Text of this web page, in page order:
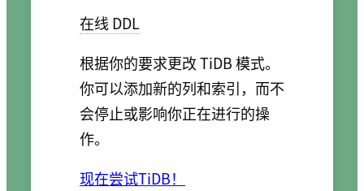
在线 DDL
根据你的要求更改 TiDB 模式。
你可以添加新的列和索引，而不
会停止或影响你正在进行的操
作。
现在尝试TiDB！